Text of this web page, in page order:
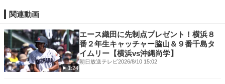
関連動画
1:24
エース織田に先制点プレゼント！横浜８
番２年生キャッチャー脇山＆９番千島タ
イムリー【横浜vs沖縄尚学】
朝日放送テレビ2026/8/10 15:02